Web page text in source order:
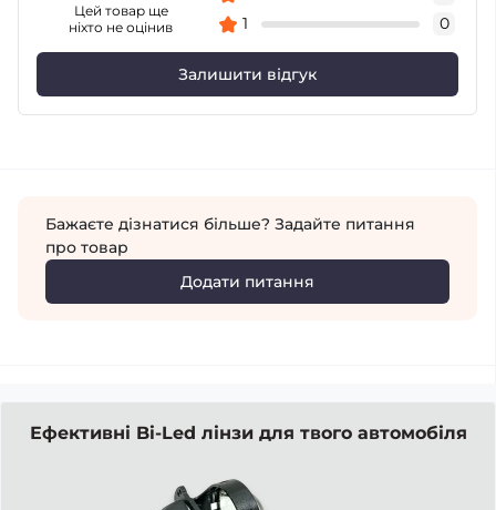
Цей товар ще
ніхто не оцінив
1
0
Залишити відгук
Бажаєте дізнатися більше? Задайте питання
про товар
Додати питання
Ефективні Bi-Led лінзи для твого автомобіля